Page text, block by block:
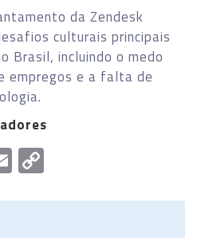
da Zendesk
culturais principais
Brasil, incluindo o medo
empregos e a falta de
Email